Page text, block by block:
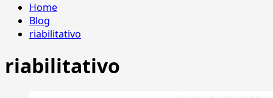
Home
Blog
riabilitativo
riabilitativo